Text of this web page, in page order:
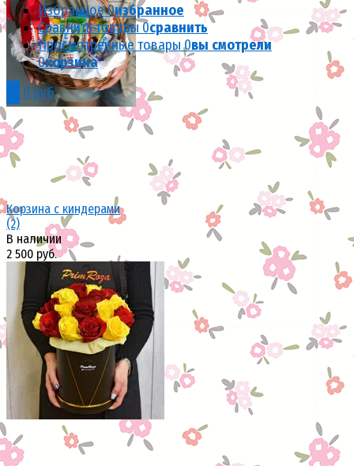
Избранное0избранное
Сравнить товары0сравнить
Просмотренные товары 0вы смотрели
0корзина
0 руб.